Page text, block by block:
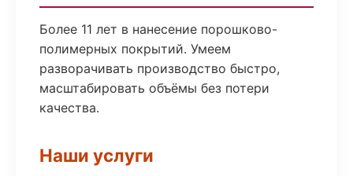
Более 11 лет в нанесение порошково-
полимерных покрытий. Умеем
разворачивать производство быстро,
масштабировать объёмы без потери
качества.
Наши услуги